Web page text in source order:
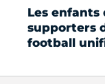
Les enfants
supporters
football